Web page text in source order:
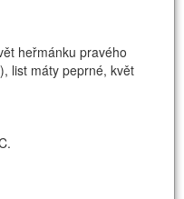
heřmánku pravého
list máty peprné, květ